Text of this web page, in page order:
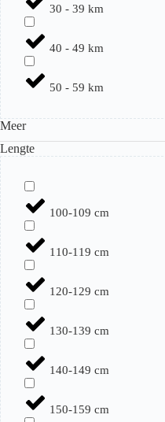
30 - 39 km
40 - 49 km
50 - 59 km
Meer
Lengte
100-109 cm
110-119 cm
120-129 cm
130-139 cm
140-149 cm
150-159 cm